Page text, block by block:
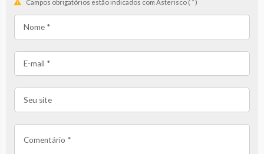
Campos obrigatórios estão indicados com Asterisco ( *)